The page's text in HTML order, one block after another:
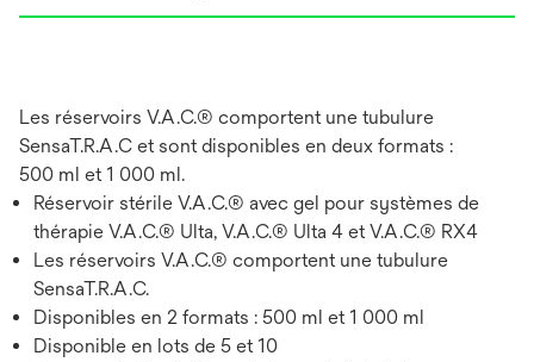
Les réservoirs V.A.C.® comportent une tubulure
SensaT.R.A.C et sont disponibles en deux formats :
500 ml et 1 000 ml.
Réservoir stérile V.A.C.® avec gel pour systèmes de
thérapie V.A.C.® Ulta, V.A.C.® Ulta 4 et V.A.C.® RX4
Les réservoirs V.A.C.® comportent une tubulure
SensaT.R.A.C.
Disponibles en 2 formats : 500 ml et 1 000 ml
Disponible en lots de 5 et 10